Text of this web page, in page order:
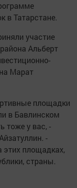
в Татарстане.
участие
Альберт
Марат
площадки
в Бавлинском
тоже у вас, -
-
площадках,
страны.